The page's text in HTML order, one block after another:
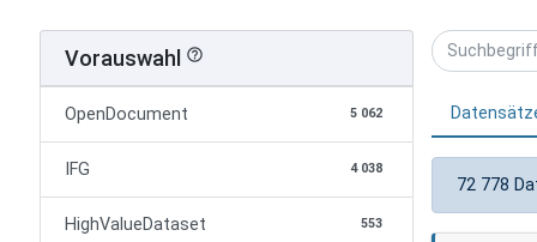
Vorauswahl help_outline
OpenDocument 5 062
IFG 4 038
HighValueDataset 553
72 778